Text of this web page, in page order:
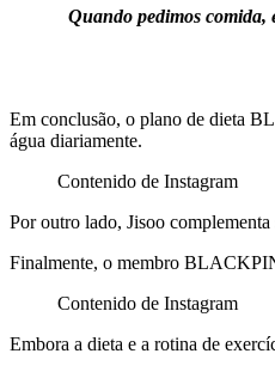
Quando pedimos comida,
Em conclusão, o plano de dieta
água diariamente.
Contenido de Instagram
Por outro lado, Jisoo
Finalmente, o membro
Contenido de Instagram
Embora a dieta e a rotina de